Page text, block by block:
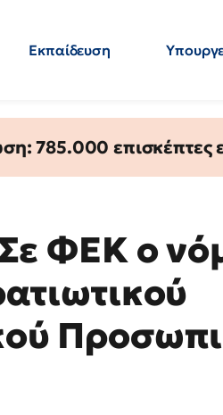
Εκπαίδευση
785.000 επισκέπτες
ΦΕΚ ο